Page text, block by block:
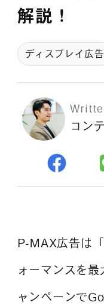
各種ご相談
セミナー申し込み
無料診断実
よくある質
解説！
ディスプレイ広告
コン
P-MAX広告は
ォーマンスを
ャンペーンで